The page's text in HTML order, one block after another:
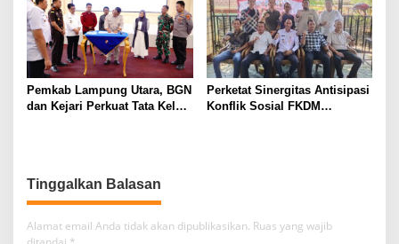
Pemkab Lampung Utara, BGN
dan Kejari Perkuat Tata Kelola
Perketat Sinergitas Antisipasi
Konflik Sosial FKDM
Tinggalkan Balasan
Alamat email Anda tidak akan dipublikasikan. Ruas yang wajib